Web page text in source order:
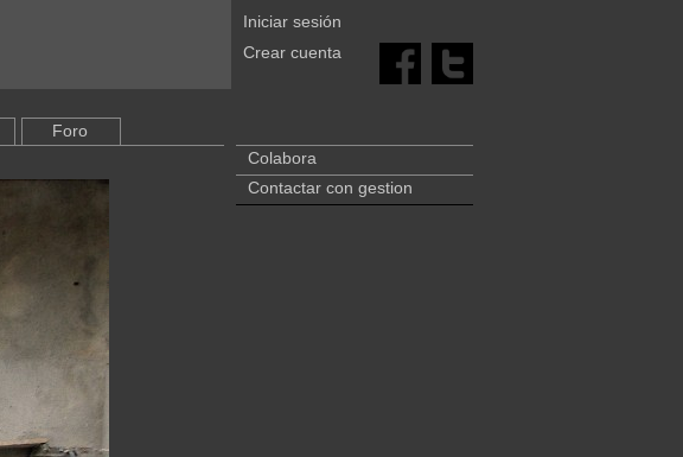
Iniciar sesión
Crear cuenta
Foro
Colabora
Contactar con gestion